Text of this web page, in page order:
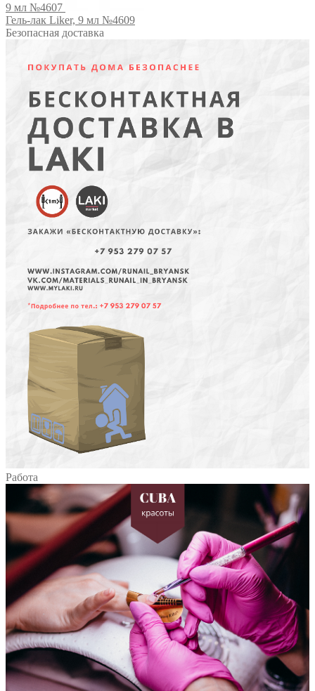
9 мл №4607
Гель-лак Liker, 9 мл №4609
Безопасная доставка
Работа